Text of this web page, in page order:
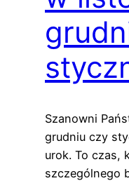
Szanowni
grudniu czy
urok. To czas,
szczególnego